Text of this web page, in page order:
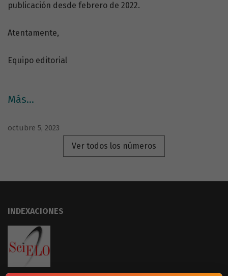
publicación desde febrero de 2022.
Atentamente,
Equipo editorial
Más…
octubre 5, 2023
Ver todos los números
INDEXACIONES